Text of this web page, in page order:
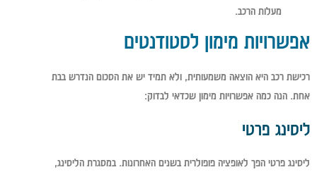
מעלות הרכב.
אפשרויות מימון לסטודנטים
רכישת רכב היא הוצאה משמעותית, ולא תמיד יש את הסכום הנדרש בבת
אחת. הנה כמה אפשרויות מימון שכדאי לבדוק:
ליסינג פרטי
ליסינג פרטי הפך לאופציה פופולרית בשנים האחרונות. במסגרת הליסינג,